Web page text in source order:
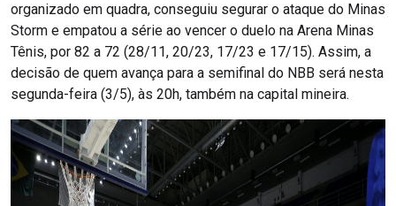
organizado em quadra, conseguiu segurar o ataque do Minas
Storm e empatou a série ao vencer o duelo na Arena Minas
Tênis, por 82 a 72 (28/11, 20/23, 17/23 e 17/15). Assim, a
decisão de quem avança para a semifinal do NBB será nesta
segunda-feira (3/5), às 20h, também na capital mineira.